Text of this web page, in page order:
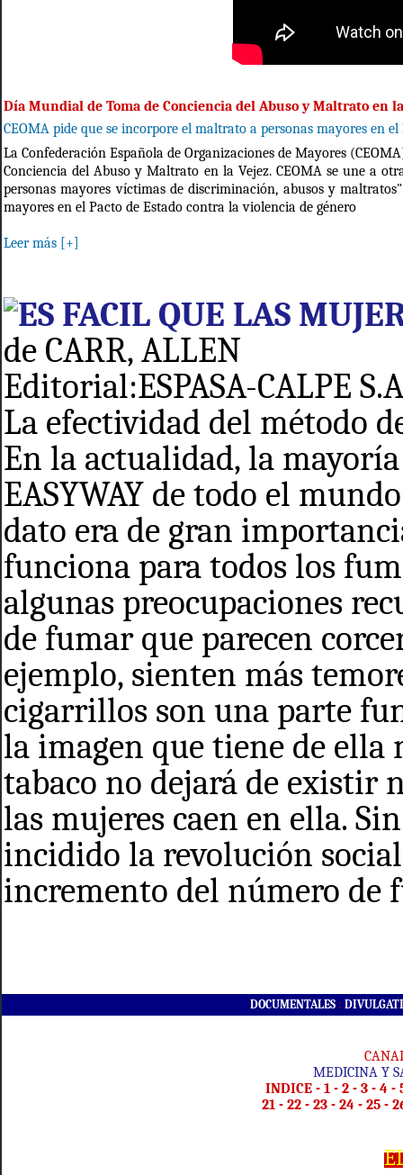
Día Mundial de Toma de Conciencia del Abuso y Maltrato en
CEOMA pide que se incorpore el maltrato a personas mayores en
La Confederación Española de Organizaciones de Mayores
Conciencia del Abuso y Maltrato en la Vejez. CEOMA se une a
personas mayores víctimas de discriminación, abusos y
mayores en el Pacto de Estado contra la violencia de género
Leer más [+]
ES FACIL QUE LAS
de CARR, ALLEN
Editorial:ESPASA-CALPE
La efectividad del método
En la actualidad, la
EASYWAY de todo el
dato era de gran
funciona para todos los
algunas preocupaciones
de fumar que parecen
ejemplo, sienten más
cigarrillos son una parte
la imagen que tiene de ella
tabaco no dejará de existir
las mujeres caen en ella.
incidido la revolución
incremento del número de
DOCUMENTALES :
MEDICINA Y
INDICE - 1 - 2 - 3 - 4 -
21 - 22 - 23 - 24 - 25 -